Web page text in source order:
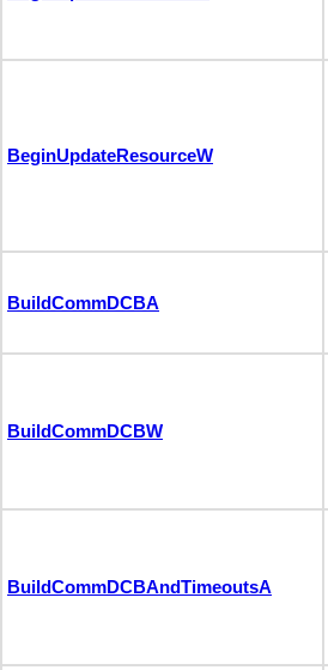
BeginUpdateResourceW
BuildCommDCBA
BuildCommDCBW
BuildCommDCBAndTimeoutsA